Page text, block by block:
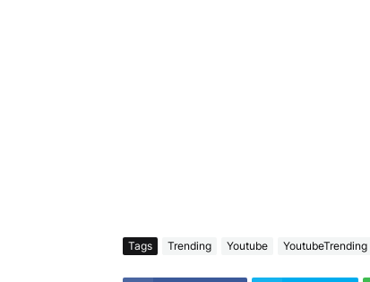
Tags Trending Youtube YoutubeTrending